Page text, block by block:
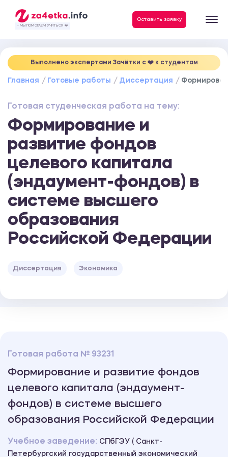
- МЫ ПОМОГАЕМ УЧИТЬСЯ ❤️
Оставить заявку
Выполнено экспертами Зачётки c ❤️ к студентам
Главная Готовые работы Диссертация
Готовая студенческая работа на тему:
Формирование и
развитие фондов
целевого капитала
(эндаумент-фондов) в
системе высшего
образования
Российской Федерации
Диссертация Экономика
Готовая работа № 93231
Формирование и развитие фондов
целевого капитала (эндаумент-
фондов) в системе высшего
образования Российской Федерации
Учебное заведение: СПбГЭУ ( Санкт-
Петербургский государственный экономический